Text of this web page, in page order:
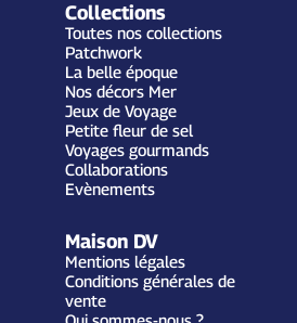
Collections
Toutes nos collections
Patchwork
La belle époque
Nos décors Mer
Jeux de Voyage
Petite fleur de sel
Voyages gourmands
Collaborations
Evènements
Maison DV
Mentions légales
Conditions générales de
vente